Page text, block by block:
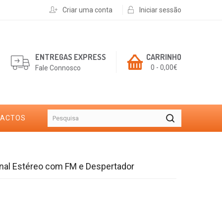
Criar uma conta Iniciar sessão
CARRINHO
0 - 0,00€
ENTREGAS EXPRESS
Fale Connosco
Estéreo com FM e Despertador